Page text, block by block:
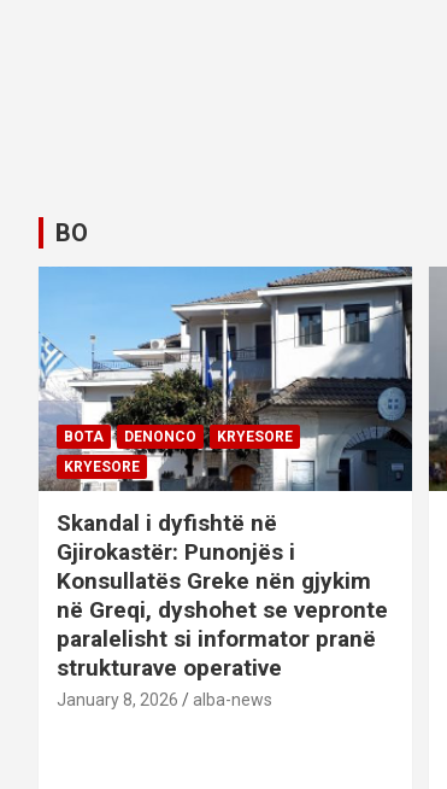
g
t
i
o
n
BO
BOTA DENONCO
KRYESORE
KRYESORE
Skandal i dyfishtë në
Gjirokastër: Punonjës i
Konsullatës Greke nën gjykim
në Greqi, dyshohet se vepronte
paralelisht si informator pranë
strukturave operative
January 8, 2026 alba-news